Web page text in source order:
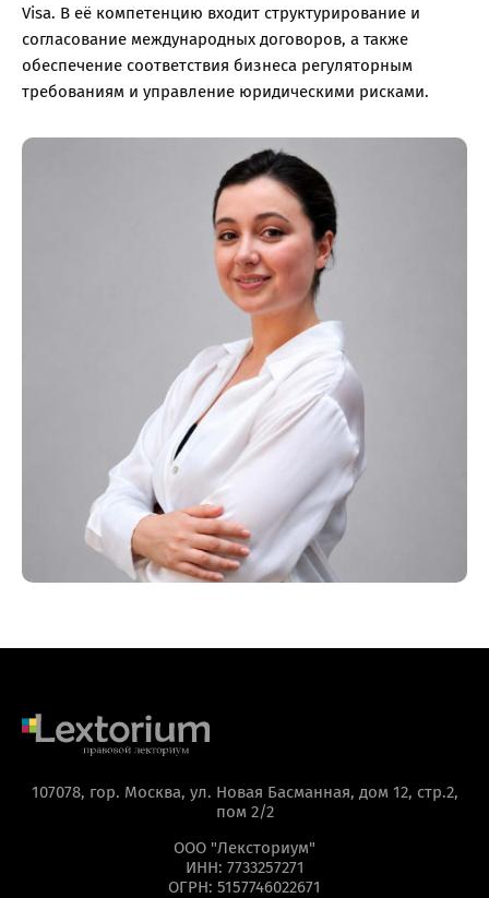
Visa. В её компетенцию входит структурирование и
согласование международных договоров, а также
обеспечение соответствия бизнеса регуляторным
требованиям и управление юридическими рисками.
проблемы
с сайтом или
заметили ошибку?
107078, гор. Москва, ул. Новая Басманная, дом 12, стр.2,
пом 2/2
ООО "Лексториум"
ИНН: 7733257271
ОГРН: 5157746022671